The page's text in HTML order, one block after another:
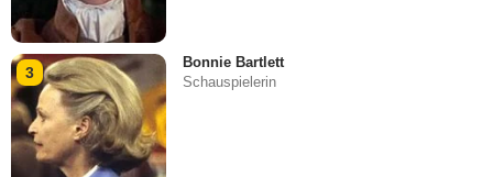
3
Bonnie Bartlett
Schauspielerin